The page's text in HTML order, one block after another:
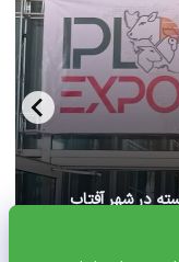
در شهر آفتاب